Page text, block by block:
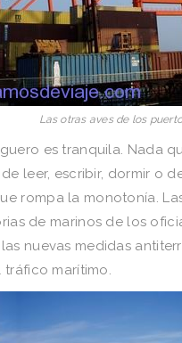
Las otras aves de los
es tranquila. Nada
leer, escribir, dormir o
rompa la monotoní­a.
de marinos de los
nuevas medidas
marí­timo.